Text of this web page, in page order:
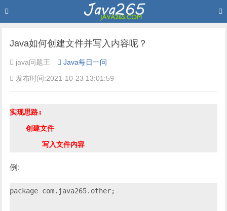
Java如何创建文件并写入内容呢？
java问题王
Java每日一问
发布时间:2021-10-23 13:01:59
实现思路:
    创建文件
例:
package com.java265.other;